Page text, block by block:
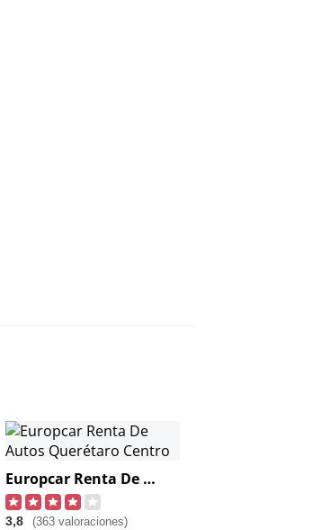
Europcar Renta De Autos Querétaro Centro
3,8 (363 valoraciones)